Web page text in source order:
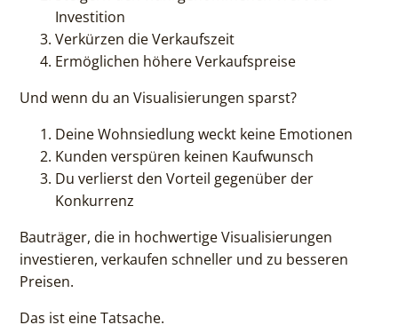
Investition
Verkürzen die Verkaufszeit
Ermöglichen höhere Verkaufspreise
Und wenn du an Visualisierungen sparst?
Deine Wohnsiedlung weckt keine Emotionen
Kunden verspüren keinen Kaufwunsch
Du verlierst den Vorteil gegenüber der
Konkurrenz
Bauträger, die in hochwertige Visualisierungen
investieren, verkaufen schneller und zu besseren
Preisen.
Das ist eine Tatsache.